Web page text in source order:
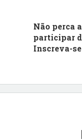
Não perca
participar
Inscreva-